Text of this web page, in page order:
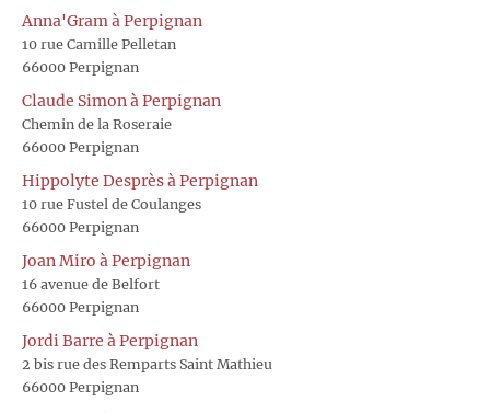
Anna'Gram à Perpignan
10 rue Camille Pelletan
66000 Perpignan
Claude Simon à Perpignan
Chemin de la Roseraie
66000 Perpignan
Hippolyte Desprès à Perpignan
10 rue Fustel de Coulanges
66000 Perpignan
Joan Miro à Perpignan
16 avenue de Belfort
66000 Perpignan
Jordi Barre à Perpignan
2 bis rue des Remparts Saint Mathieu
66000 Perpignan